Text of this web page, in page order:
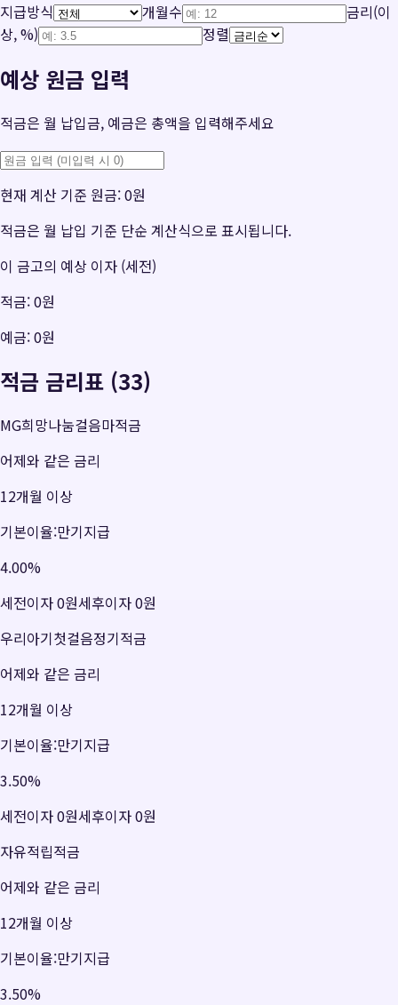
지급방식 개월수
금리(이
상, %)
정렬
예상 원금 입력
적금은 월 납입금, 예금은 총액을 입력해주세요
현재 계산 기준 원금:0원
적금은 월 납입 기준 단순 계산식으로 표시됩니다.
이 금고의 예상 이자 (세전)
적금:0원
예금:0원
적금 금리표 (33)
MG희망나눔걸음마적금
어제와 같은 금리
12개월 이상
기본이율:만기지급
4.00%
세전이자0원세후이자0원
우리아기첫걸음정기적금
어제와 같은 금리
12개월 이상
기본이율:만기지급
3.50%
세전이자0원세후이자0원
자유적립적금
어제와 같은 금리
12개월 이상
기본이율:만기지급
3.50%